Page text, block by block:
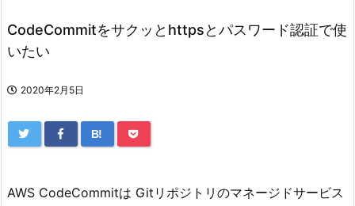
CodeCommitをサクッとhttpsとパスワード認証で使
いたい
2020年2月5日
B!
AWS CodeCommitは Gitリポジトリのマネージドサービス